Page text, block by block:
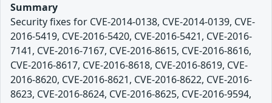
Summary
Security fixes for CVE-2014-0138, CVE-2014-0139, CVE-
2016-5419, CVE-2016-5420, CVE-2016-5421, CVE-2016-
7141, CVE-2016-7167, CVE-2016-8615, CVE-2016-8616,
CVE-2016-8617, CVE-2016-8618, CVE-2016-8619, CVE-
2016-8620, CVE-2016-8621, CVE-2016-8622, CVE-2016-
8623, CVE-2016-8624, CVE-2016-8625, CVE-2016-9594,